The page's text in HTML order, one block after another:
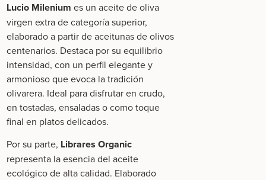
Lucio Milenium es un aceite de oliva
virgen extra de categoría superior,
elaborado a partir de aceitunas de olivos
centenarios. Destaca por su equilibrio
intensidad, con un perfil elegante y
armonioso que evoca la tradición
olivarera. Ideal para disfrutar en crudo,
en tostadas, ensaladas o como toque
final en platos delicados.
Por su parte, Librares Organic
representa la esencia del aceite
ecológico de alta calidad. Elaborado